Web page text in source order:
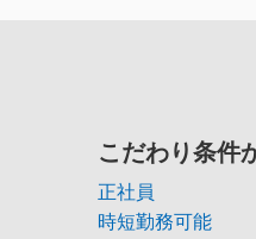
こだわり条件
正社員
時短勤務可能